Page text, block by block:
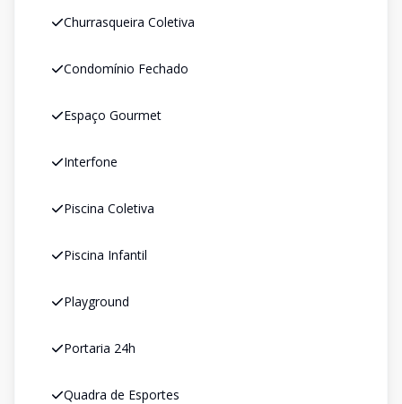
Churrasqueira Coletiva
Condomínio Fechado
Espaço Gourmet
Interfone
Piscina Coletiva
Piscina Infantil
Playground
Portaria 24h
Quadra de Esportes